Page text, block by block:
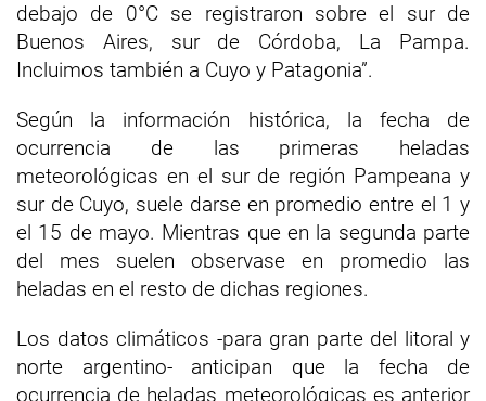
debajo de 0°C se registraron sobre el sur de
Buenos Aires, sur de Córdoba, La Pampa.
Incluimos también a Cuyo y Patagonia”.
Según la información histórica, la fecha de
ocurrencia de las primeras heladas
meteorológicas en el sur de región Pampeana y
sur de Cuyo, suele darse en promedio entre el 1 y
el 15 de mayo. Mientras que en la segunda parte
del mes suelen observase en promedio las
heladas en el resto de dichas regiones.
Los datos climáticos -para gran parte del litoral y
norte argentino- anticipan que la fecha de
ocurrencia de heladas meteorológicas es anterior